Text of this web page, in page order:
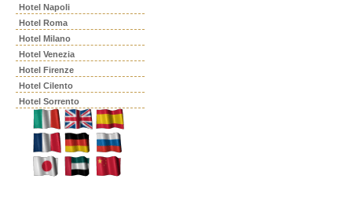
Hotel Napoli
Hotel Roma
Hotel Milano
Hotel Venezia
Hotel Firenze
Hotel Cilento
Hotel Sorrento